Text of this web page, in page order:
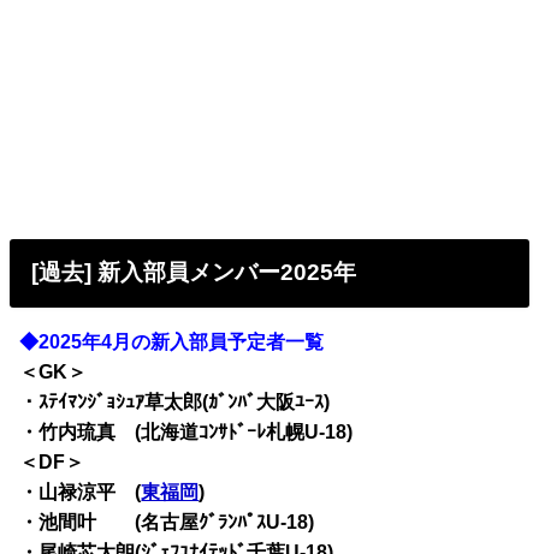
[過去] 新入部員メンバー2025年
◆2025年4月の新入部員予定者一覧
＜GK＞
・ｽﾃｲﾏﾝｼﾞｮｼｭｱ草太郎(ｶﾞﾝﾊﾞ大阪ﾕｰｽ)
・竹内琉真 (北海道ｺﾝｻﾄﾞｰﾚ札幌U-18)
＜DF＞
・山禄涼平 (東福岡)
・池間叶 (名古屋ｸﾞﾗﾝﾊﾟｽU-18)